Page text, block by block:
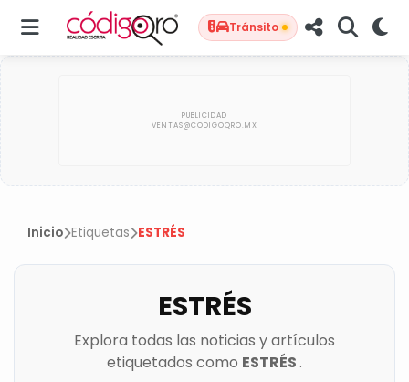
Tránsito
Inicio Etiquetas ESTRÉS
ESTRÉS
Explora todas las noticias y artículos
etiquetados como ESTRÉS.